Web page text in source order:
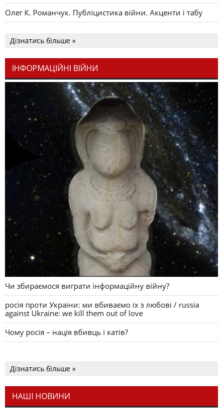
Олег К. Романчук. Публіцистика війни. Акценти і табу
Дізнатись більше »
ІНФОРМАЦІЙНІ ВІЙНИ
Чи збираємося виграти інформаційну війну?
росія проти України: ми вбиваємо їх з любові / russia
against Ukraine: we kill them out of love
Чому росія – нація вбивць і катів?
Дізнатись більше »
НАШІ НОВИНИ